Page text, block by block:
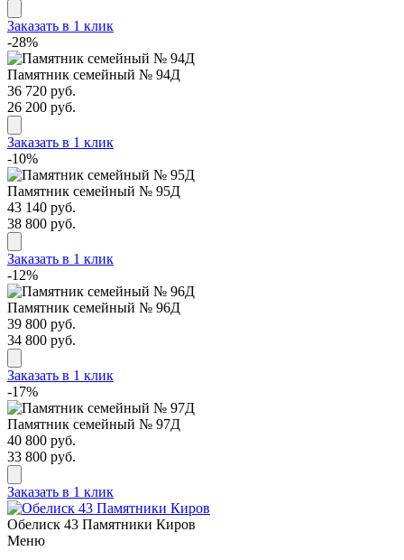
Заказать в 1 клик
-28%
Памятник семейный № 94Д
36 720 руб.
26 200 руб.
Заказать в 1 клик
-10%
Памятник семейный № 95Д
43 140 руб.
38 800 руб.
Заказать в 1 клик
-12%
Памятник семейный № 96Д
39 800 руб.
34 800 руб.
Заказать в 1 клик
-17%
Памятник семейный № 97Д
40 800 руб.
33 800 руб.
Заказать в 1 клик
Обелиск 43 Памятники Киров
Меню